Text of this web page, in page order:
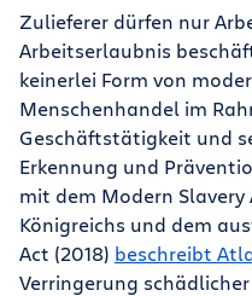
Zulieferer dürfen nur
Arbeitserlaubnis
keinerlei Form von
Menschenhandel im
Geschäftstätigkeit und
Erkennung und
mit dem Modern Slavery
Königreichs und dem
Act (2018) beschreibt
Verringerung